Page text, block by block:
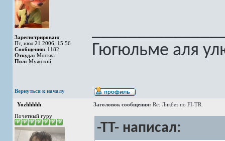
Зарегистрирован:
Пт, июл 21 2006, 15:56
Сообщения: 1182
Откуда: Москва
Пол: Мужской
Гюгюльме аля
Вернуться к началу
Yozhhhhh Заголовок сообщения: Re: Ликбез по FI-TR.
Почетный гуру
-TT- написал: